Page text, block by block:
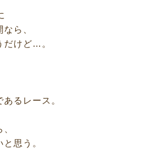
ら、
だけど…。
るレース。
思う。